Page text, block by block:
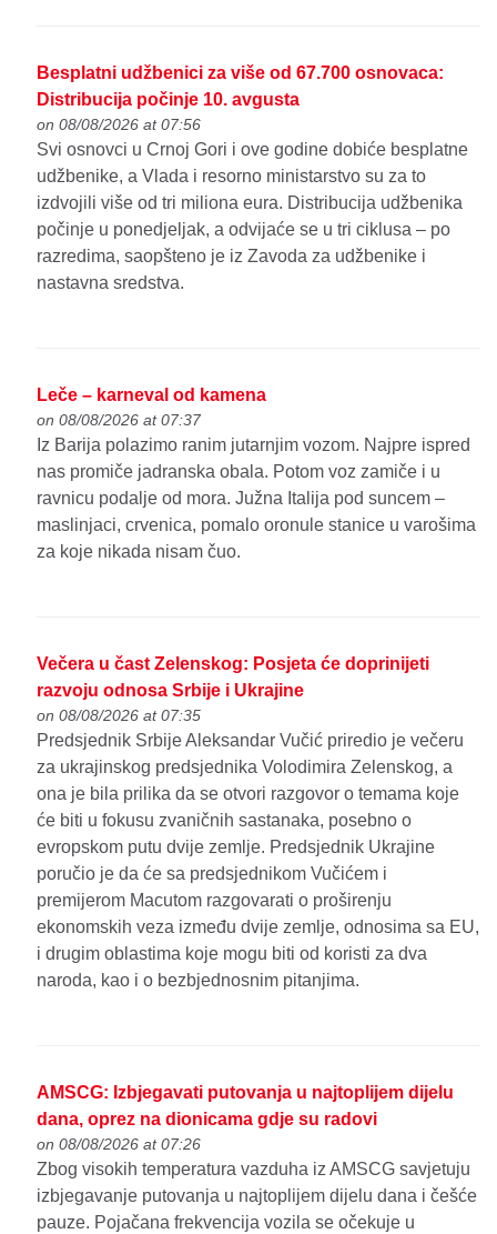
Besplatni udžbenici za više od 67.700 osnovaca:
Distribucija počinje 10. avgusta
on 08/08/2026 at 07:56
Svi osnovci u Crnoj Gori i ove godine dobiće besplatne
udžbenike, a Vlada i resorno ministarstvo su za to
izdvojili više od tri miliona eura. Distribucija udžbenika
počinje u ponedjeljak, a odvijaće se u tri ciklusa – po
razredima, saopšteno je iz Zavoda za udžbenike i
nastavna sredstva.
Leče – karneval od kamena
on 08/08/2026 at 07:37
Iz Barija polazimo ranim jutarnjim vozom. Najpre ispred
nas promiče jadranska obala. Potom voz zamiče i u
ravnicu podalje od mora. Južna Italija pod suncem –
maslinjaci, crvenica, pomalo oronule stanice u varošima
za koje nikada nisam čuo.
Večera u čast Zelenskog: Posjeta će doprinijeti
razvoju odnosa Srbije i Ukrajine
on 08/08/2026 at 07:35
Predsjednik Srbije Aleksandar Vučić priredio je večeru
za ukrajinskog predsjednika Volodimira Zelenskog, a
ona je bila prilika da se otvori razgovor o temama koje
će biti u fokusu zvaničnih sastanaka, posebno o
evropskom putu dvije zemlje. Predsjednik Ukrajine
poručio je da će sa predsjednikom Vučićem i
premijerom Macutom razgovarati o proširenju
ekonomskih veza između dvije zemlje, odnosima sa EU,
i drugim oblastima koje mogu biti od koristi za dva
naroda, kao i o bezbjednosnim pitanjima.
AMSCG: Izbjegavati putovanja u najtoplijem dijelu
dana, oprez na dionicama gdje su radovi
on 08/08/2026 at 07:26
Zbog visokih temperatura vazduha iz AMSCG savjetuju
izbjegavanje putovanja u najtoplijem dijelu dana i češće
pauze. Pojačana frekvencija vozila se očekuje u